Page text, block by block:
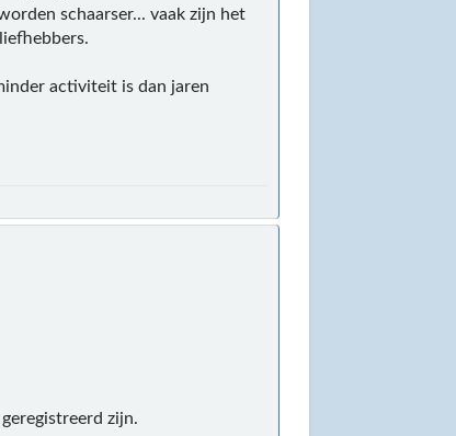
schaarser... vaak zijn het
activiteit is dan jaren
zijn.